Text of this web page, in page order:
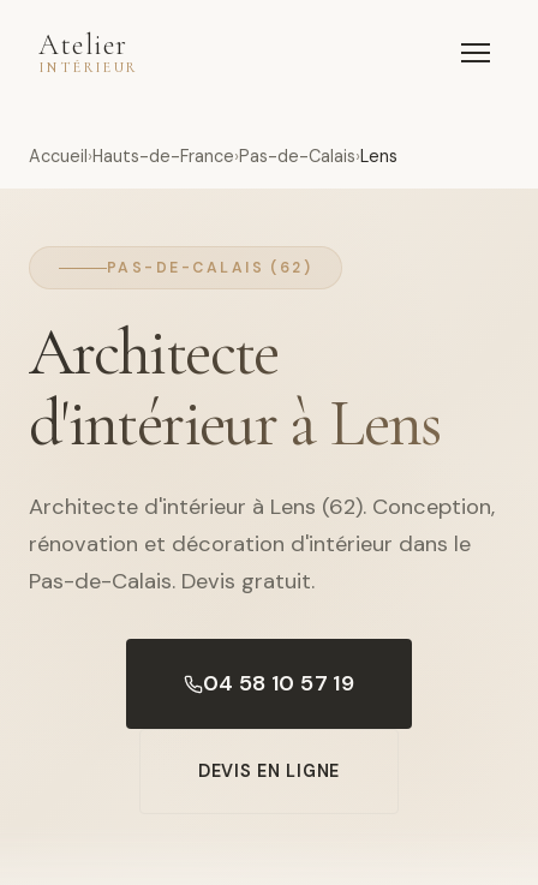
Atelier
INTÉRIEUR
Accueil Hauts-de-France Pas-de-Calais Lens
PAS-DE-CALAIS (62)
Architecte
d'intérieur à Lens
Architecte d'intérieur à Lens (62). Conception,
rénovation et décoration d'intérieur dans le
Pas-de-Calais. Devis gratuit.
04 58 10 57 19
DEVIS EN LIGNE